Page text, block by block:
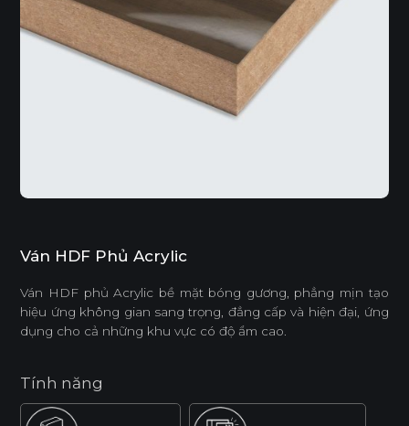
Ván HDF Phủ Acrylic
Ván HDF phủ Acrylic bề mặt bóng gương, phẳng mịn tạo
hiệu ứng không gian sang trọng, đẳng cấp và hiện đại, ứng
dụng cho cả những khu vực có độ ẩm cao.
Tính năng